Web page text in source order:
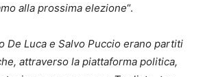
alla prossima elezione“.
De Luca e Salvo Puccio erano partiti
attraverso la piattaforma politica,